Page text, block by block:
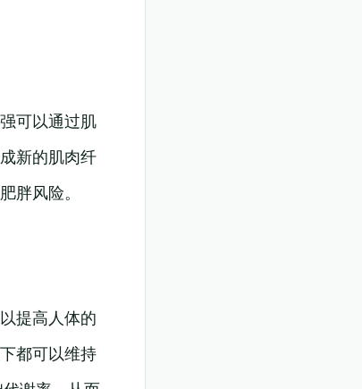
可以通过肌
新的肌肉纤
胖风险。
提高人体的
都可以维持